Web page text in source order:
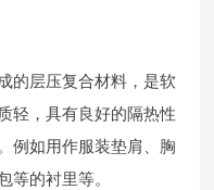
的层压复合材料，是软
轻，具有良好的隔热性
例如用作服装垫肩、胸
等的衬里等。